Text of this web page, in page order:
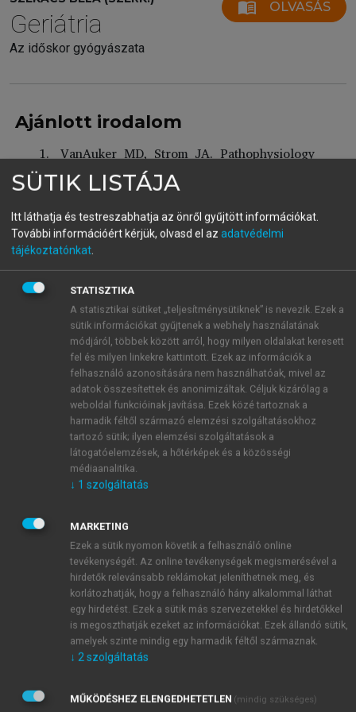
Geriátria
Az időskor gyógyászata
menu_book OLVASÁS
Ajánlott irodalom
VanAuker MD, Strom JA. Pathophysiology
of hypertension in the elderly. Am J
Geriatric Cardiol 2000; 9:16–26.
Chobanian AV, et al. The Seventh Report of
the Joint National Committee on
Prevention, Detection, Evaluation, and
Treatment of High Blood Pressure. The
JNC 7 Report. JAMA 2003; 289:2560–
2572.
Kiss I, Farsang Cs. (szerk.): A hypertonia
betegség kezelésének szakmai irányelvei.
A Magyar Hypertonia Társaság
állásfoglalása, 6. módosított és
kiegészített kiadás. Hypertonia és
Nephrologia 2004; 8(S2):13–52.
Guidelines Committee: 2003 European
Society of Hypertension European Society
of Cardiology guidelines for the
management of arterial hypertension. J.
Farsang C, Sleight P. Isolated systolic
hypertension: Cardiovascular risk and
treatment benefits. European Society of
Hypertension Svcientific Newsletter.
Update on Hypertension Management. J
Hypertens 2001; 19:2279–2281.
Staessen J, Amery A, Fagard R. Isolated
systolic hypertension in the elderly. J
Staessen JA, Gasowski J, Wang JG.
SÜTIK LISTÁJA
Itt láthatja és testreszabhatja az önről gyűjtött információkat.
További információért kérjük, olvasd el az adatvédelmi
tájékoztatónkat.
STATISZTIKA
A statisztikai sütiket „teljesítménysütiknek” is nevezik. Ezek a
sütik információkat gyűjtenek a webhely használatának
módjáról, többek között arról, hogy milyen oldalakat keresett
fel és milyen linkekre kattintott. Ezek az információk a
felhasználó azonosítására nem használhatóak, mivel az
adatok összesítettek és anonimizáltak. Céljuk kizárólag a
weboldal funkcióinak javítása. Ezek közé tartoznak a
harmadik féltől származó elemzési szolgáltatásokhoz
tartozó sütik; ilyen elemzési szolgáltatások a
látogatóelemzések, a hőtérképek és a közösségi
médiaanalitika.
↓ 1 szolgáltatás
MARKETING
Ezek a sütik nyomon követik a felhasználó online
tevékenységét. Az online tevékenységek megismerésével a
hirdetők relevánsabb reklámokat jeleníthetnek meg, és
korlátozhatják, hogy a felhasználó hány alkalommal láthat
egy hirdetést. Ezek a sütik más szervezetekkel és hirdetőkkel
is megoszthatják ezeket az információkat. Ezek állandó sütik,
amelyek szinte mindig egy harmadik féltől származnak.
↓ 2szolgáltatás
MŰKÖDÉSHEZ ELENGEDHETETLEN (mindig szükséges)